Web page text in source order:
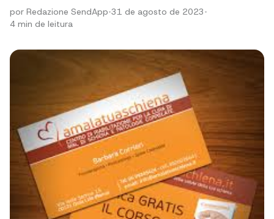
por Redazione SendApp•31 de agosto de 2023•
4 min de leitura